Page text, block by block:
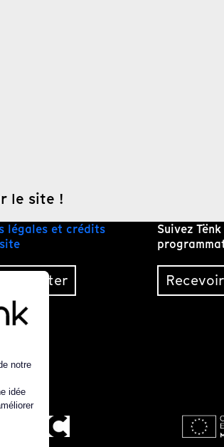
le site !
légales et crédits
contacter
Suivez